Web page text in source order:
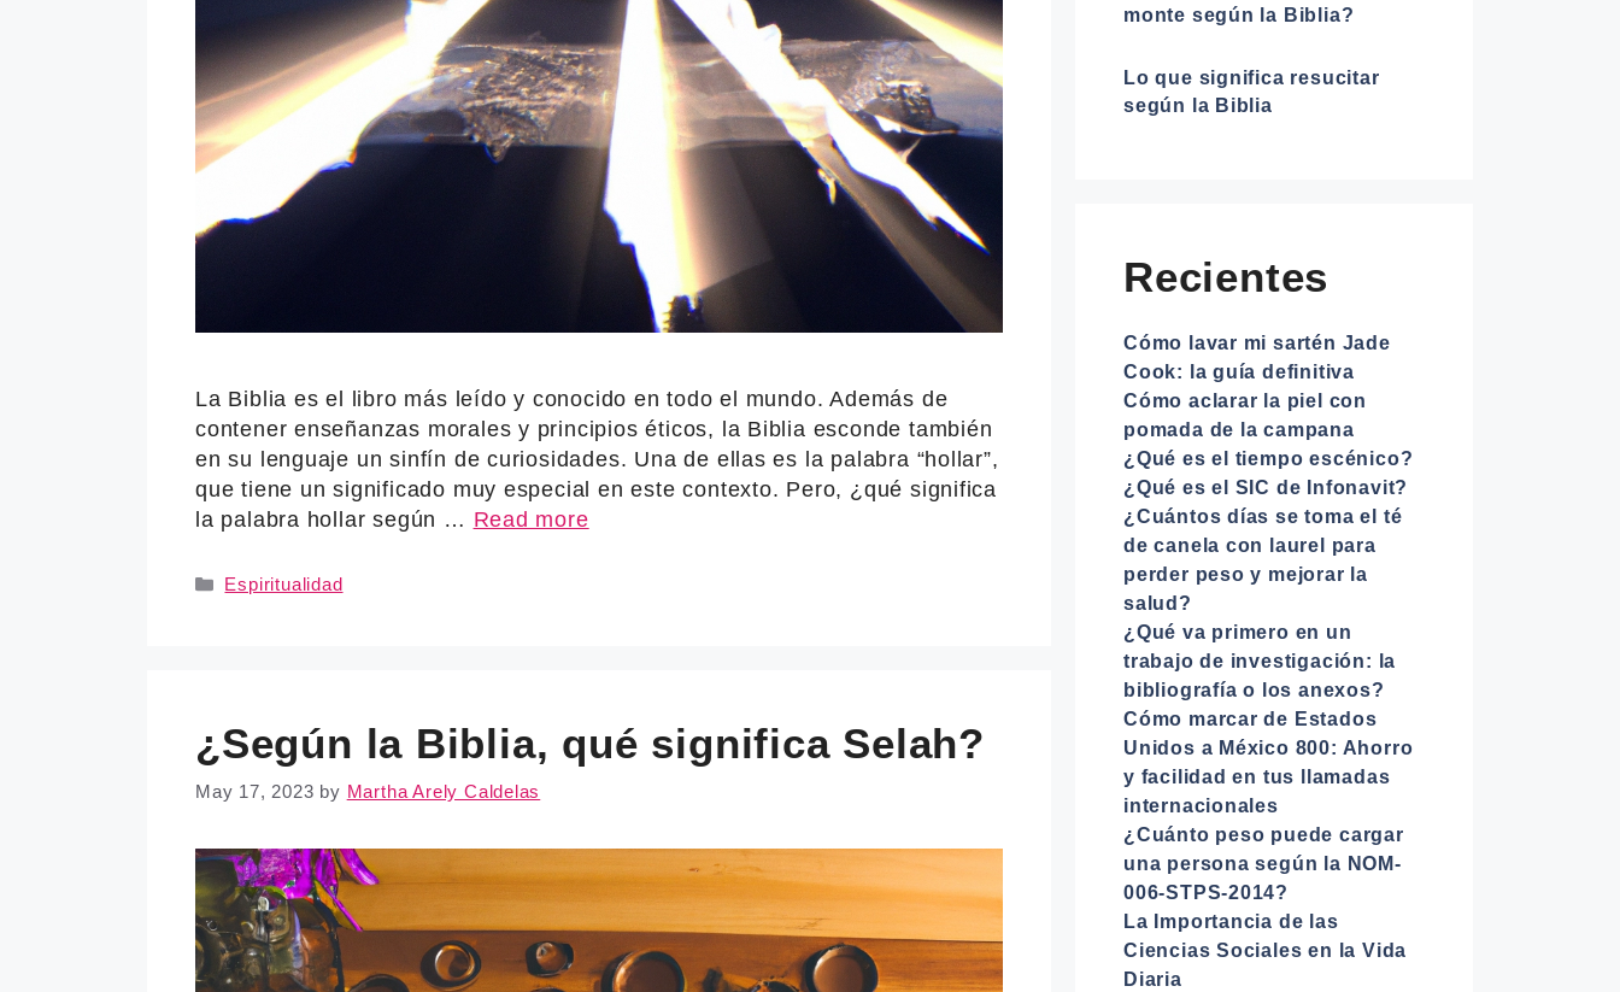
La Biblia es el libro más leído y conocido en todo el mundo. Además de
contener enseñanzas morales y principios éticos, la Biblia esconde también
en su lenguaje un sinfín de curiosidades. Una de ellas es la palabra “hollar”,
que tiene un significado muy especial en este contexto. Pero, ¿qué significa
la palabra hollar según … Read more
Categories
Espiritualidad
¿Según la Biblia, qué significa Selah?
May 17, 2023 by Martha Arely Caldelas
monte según la Biblia?
Lo que significa resucitar
según la Biblia
Recientes
Cómo lavar mi sartén Jade
Cook: la guía definitiva
Cómo aclarar la piel con
pomada de la campana
¿Qué es el tiempo escénico?
¿Qué es el SIC de Infonavit?
¿Cuántos días se toma el té
de canela con laurel para
perder peso y mejorar la
salud?
¿Qué va primero en un
trabajo de investigación: la
bibliografía o los anexos?
Cómo marcar de Estados
Unidos a México 800: Ahorro
y facilidad en tus llamadas
internacionales
¿Cuánto peso puede cargar
una persona según la NOM-
006-STPS-2014?
La Importancia de las
Ciencias Sociales en la Vida
Diaria